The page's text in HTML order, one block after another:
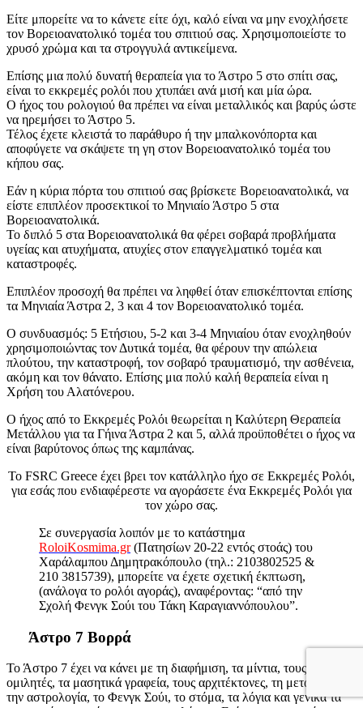
Είτε μπορείτε να το κάνετε είτε όχι, καλό είναι να μην ενοχλήσετε
τον Βορειοανατολικό τομέα του σπιτιού σας. Χρησιμοποιείστε το
χρυσό χρώμα και τα στρογγυλά αντικείμενα.
Επίσης μια πολύ δυνατή θεραπεία για το Άστρο 5 στο σπίτι σας,
είναι το εκκρεμές ρολόι που χτυπάει ανά μισή και μία ώρα.
Ο ήχος του ρολογιού θα πρέπει να είναι μεταλλικός και βαρύς ώστε
να ηρεμήσει το Άστρο 5.
Τέλος έχετε κλειστά το παράθυρο ή την μπαλκονόπορτα και
αποφύγετε να σκάψετε τη γη στον Βορειοανατολικό τομέα του
κήπου σας.
Εάν η κύρια πόρτα του σπιτιού σας βρίσκετε Βορειοανατολικά, να
είστε επιπλέον προσεκτικοί το Μηνιαίο Άστρο 5 στα
Βορειοανατολικά.
Το διπλό 5 στα Βορειοανατολικά θα φέρει σοβαρά προβλήματα
υγείας και ατυχήματα, ατυχίες στον επαγγελματικό τομέα και
καταστροφές.
Επιπλέον προσοχή θα πρέπει να ληφθεί όταν επισκέπτονται επίσης
τα Μηνιαία Άστρα 2, 3 και 4 τον Βορειοανατολικό τομέα.
Ο συνδυασμός: 5 Ετήσιου, 5-2 και 3-4 Μηνιαίου όταν ενοχληθούν
χρησιμοποιώντας τον Δυτικά τομέα, θα φέρουν την απώλεια
πλούτου, την καταστροφή, τον σοβαρό τραυματισμό, την ασθένεια,
ακόμη και τον θάνατο. Επίσης μια πολύ καλή θεραπεία είναι η
Χρήση του Αλατόνερου.
Ο ήχος από το Εκκρεμές Ρολόι θεωρείται η Καλύτερη Θεραπεία
Μετάλλου για τα Γήινα Άστρα 2 και 5, αλλά προϋποθέτει ο ήχος να
είναι βαρύτονος όπως της καμπάνας.
Το FSRC Greece έχει βρει τον κατάλληλο ήχο σε Εκκρεμές Ρολόι,
για εσάς που ενδιαφέρεστε να αγοράσετε ένα Εκκρεμές Ρολόι για
τον χώρο σας.
Σε συνεργασία λοιπόν με το κατάστημα
RoloiKosmima.gr(Πατησίων 20-22 εντός στοάς) του
Χαράλαμπου Δημητρακόπουλο (τηλ.: 2103802525 &
210 3815739), μπορείτε να έχετε σχετική έκπτωση,
(ανάλογα το ρολόι αγοράς), αναφέροντας: “από την
Σχολή Φενγκ Σούι του Τάκη Καραγιαννόπουλου”.
Άστρο 7 Βορρά
Το Άστρο 7 έχει να κάνει με τη διαφήμιση, τα μίντια, τους
ομιλητές, τα μασητικά γραφεία, τους αρχιτέκτονες, τη μεταφυσική,
την αστρολογία, το Φενγκ Σούι, το στόμα, τα λόγια και γενικά τα